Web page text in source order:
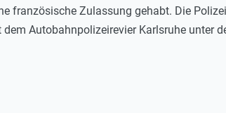
französische Zulassung gehabt. Die
Autobahnpolizeirevier Karlsruhe unter